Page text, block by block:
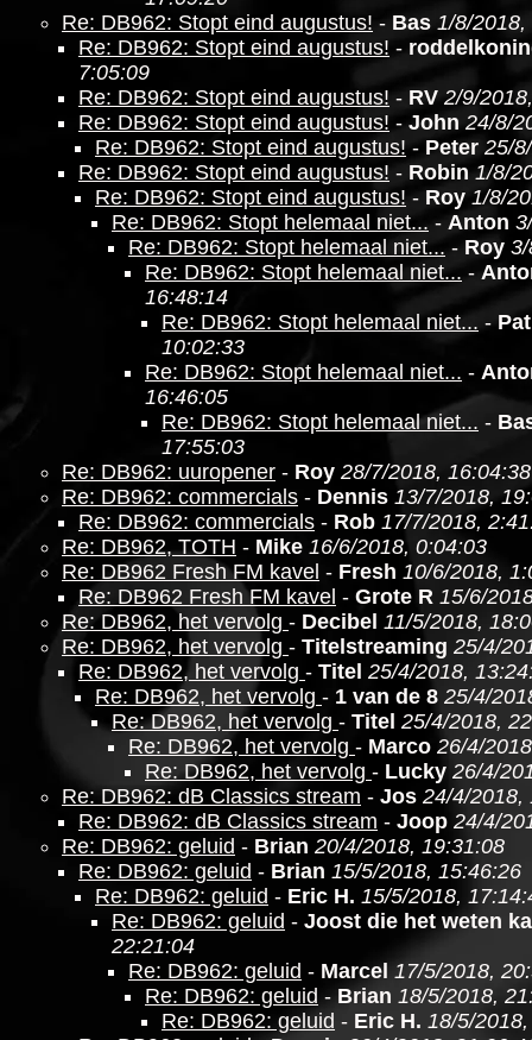
Re: DB962: Stopt eind augustus! - Bas 1/8/2018,
Re: DB962: Stopt eind augustus! -
7:05:09
Re: DB962: Stopt eind augustus! - RV 2/9/
Re: DB962: Stopt eind augustus! - John 24/8/
Re: DB962: Stopt eind augustus! - Peter 25/
Re: DB962: Stopt eind augustus! - Robin 1/8/
Re: DB962: Stopt eind augustus! - Roy 1/8/
Re: DB962: Stopt helemaal niet... - Anton
Re: DB962: Stopt helemaal niet... - Roy
Re: DB962: Stopt helemaal niet... -
16:48:14
Re: DB962: Stopt helemaal niet... -
10:02:33
Re: DB962: Stopt helemaal niet... -
16:46:05
Re: DB962: Stopt helemaal niet... -
17:55:03
Re: DB962: uuropener - Roy 28/7/2018, 16:04:38
Re: DB962: commercials - Dennis 13/7/2018,
Re: DB962: commercials - Rob 17/7/2018,
Re: DB962, TOTH - Mike 16/6/2018, 0:04:03
Re: DB962 Fresh FM kavel - Fresh 10/6/2018,
Re: DB962 Fresh FM kavel - Grote R 15/6/
Re: DB962, het vervolg - Decibel 11/5/2018,
Re: DB962, het vervolg - Titelstreaming 25/4/
Re: DB962, het vervolg - Titel 25/4/2018,
Re: DB962, het vervolg - 1 van de 8 25/4/
Re: DB962, het vervolg - Titel 25/4/2018,
Re: DB962, het vervolg - Marco 26/4/
Re: DB962, het vervolg - Lucky 26/4/
Re: DB962: dB Classics stream - Jos 24/4/2018,
Re: DB962: dB Classics stream - Joop 24/4/
Re: DB962: geluid - Brian 20/4/2018, 19:31:08
Re: DB962: geluid - Brian 15/5/2018, 15:46:26
Re: DB962: geluid - Eric H. 15/5/2018,
Re: DB962: geluid - Joost die het weten
22:21:04
Re: DB962: geluid - Marcel 17/5/2018,
Re: DB962: geluid - Brian 18/5/2018,
Re: DB962: geluid - Eric H. 18/5/